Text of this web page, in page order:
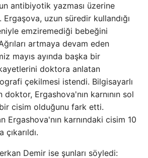
antibiyotik yazması üzerine
Ergaşova, uzun süredir kullandığı
emziremediği bebeğini
artmaya devam eden
mayıs ayında başka bir
doktora anlatan
çekilmesi istendi. Bilgisayarlı
Ergashova'nın karnının sol
cisim olduğunu fark etti.
Ergashova'nın karnındaki cisim 10
Demir ise şunları söyledi: